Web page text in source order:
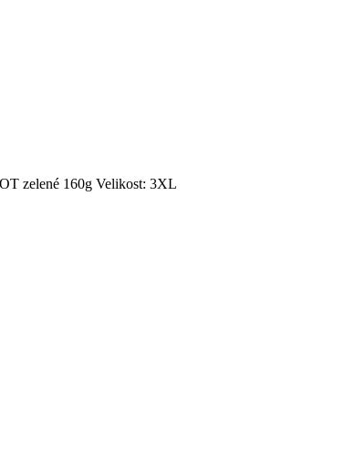
zelené 160g Velikost: 3XL